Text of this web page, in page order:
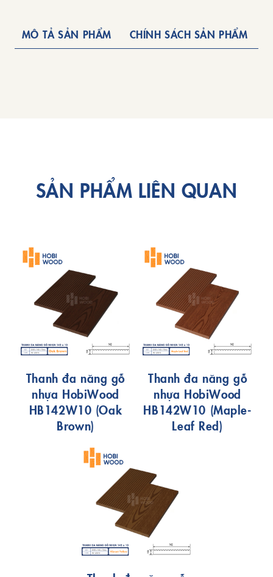
MÔ TẢ SẢN PHẨM CHÍNH SÁCH SẢN PHẨM
SẢN PHẨM LIÊN QUAN
Thanh đa năng gỗ
nhựa HobiWood
HB142W10 (Oak
Brown)
Thanh đa năng gỗ
nhựa HobiWood
HB142W10 (Maple-
Leaf Red)